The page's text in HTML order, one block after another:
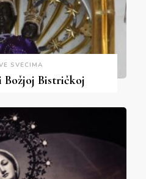
SVECIMA
Bistričkoj